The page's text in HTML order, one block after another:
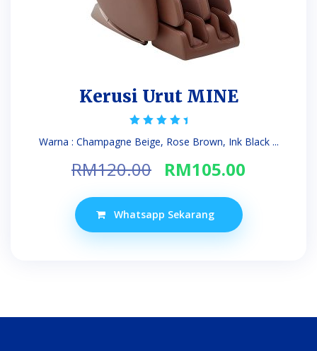
Kerusi Urut MINE
5.00
out of 5
Warna : Champagne Beige, Rose Brown, Ink Black ...
RM120.00 Original
was:
RM120.00.
RM105.00
Whatsapp Sekarang